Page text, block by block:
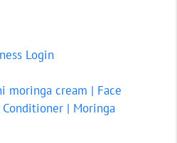
Login
moringa cream | Face
| Moringa